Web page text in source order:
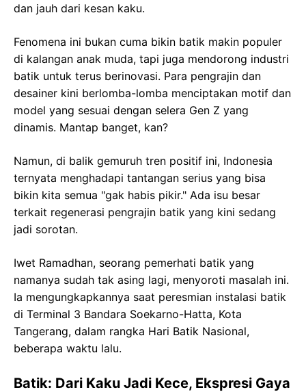
dan jauh dari kesan kaku.
Fenomena ini bukan cuma bikin batik makin populer
di kalangan anak muda, tapi juga mendorong industri
batik untuk terus berinovasi. Para pengrajin dan
desainer kini berlomba-lomba menciptakan motif dan
model yang sesuai dengan selera Gen Z yang
dinamis. Mantap banget, kan?
Namun, di balik gemuruh tren positif ini, Indonesia
ternyata menghadapi tantangan serius yang bisa
bikin kita semua "gak habis pikir." Ada isu besar
terkait regenerasi pengrajin batik yang kini sedang
jadi sorotan.
Iwet Ramadhan, seorang pemerhati batik yang
namanya sudah tak asing lagi, menyoroti masalah ini.
Ia mengungkapkannya saat peresmian instalasi batik
di Terminal 3 Bandara Soekarno-Hatta, Kota
Tangerang, dalam rangka Hari Batik Nasional,
beberapa waktu lalu.
Batik: Dari Kaku Jadi Kece, Ekspresi Gaya